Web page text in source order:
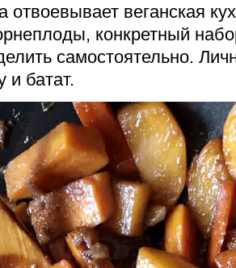
отвоевывает веганская
конкретный
самостоятельно.
и батат.